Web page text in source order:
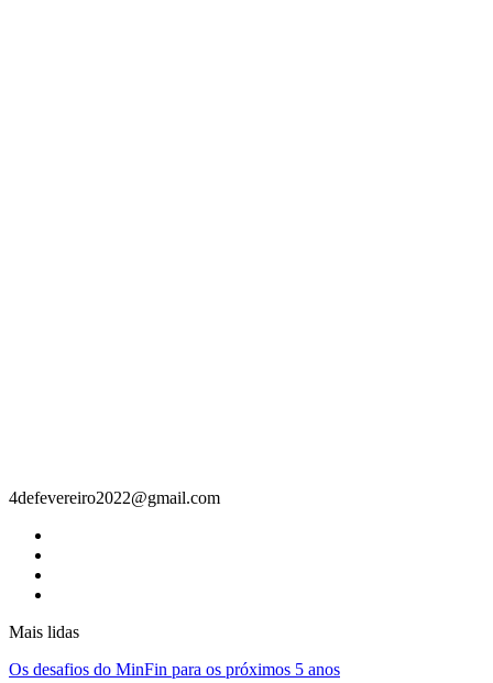
4defevereiro2022@gmail.com
Mais lidas
Os desafios do MinFin para os próximos 5 anos